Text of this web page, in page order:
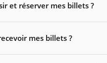
et réserver mes billets ?
mes billets ?